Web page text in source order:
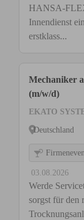
HANSA-
Innendienst
erstklass...
Mechaniker
(m/w/d)
EKATO
Deutschland
03.08.2026
Werde
sorgst für den